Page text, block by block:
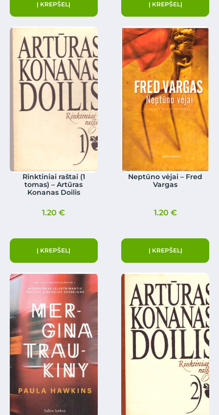
Į KREPŠELĮ Į KREPŠELĮ
Rinktiniai raštai (1
tomas) – Artūras
Konanas Doilis
1.20€
Į KREPŠELĮ
Neptūno vėjai – Fred
Vargas
1.20 €
Į KREPŠELĮ